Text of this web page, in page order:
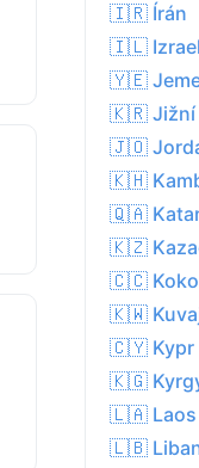
🇮🇷 Írán
🇮🇱 Izrael
🇾🇪
🇰🇷 Jižní
🇯🇴
🇰🇭
🇶🇦
🇰🇿
🇨🇨
🇰🇼
🇨🇾 Kypr
🇰🇬
🇱🇦 Laos
🇱🇧